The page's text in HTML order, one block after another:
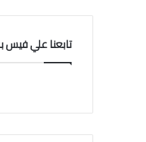
تابعنا علي فيس